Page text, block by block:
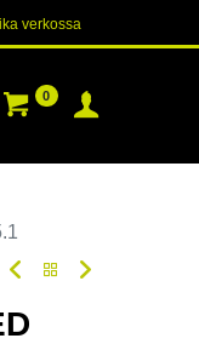
verk​​​​ossa
0